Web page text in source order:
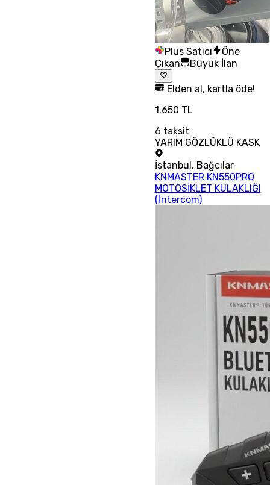
Plus Satıcı
Öne
Çıkan
Büyük İlan
Elden al, kartla öde!
1.650 TL
6 taksit
YARIM GÖZLÜKLÜ KASK
İstanbul , Bağcılar
KNMASTER KN550PRO
MOTOSİKLET KULAKLIĞI
(İntercom)